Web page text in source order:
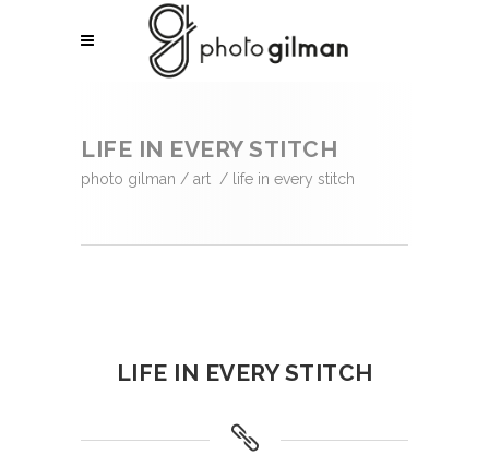
LIFE IN EVERY STITCH
photo gilman / art / life in every stitch
LIFE IN EVERY STITCH